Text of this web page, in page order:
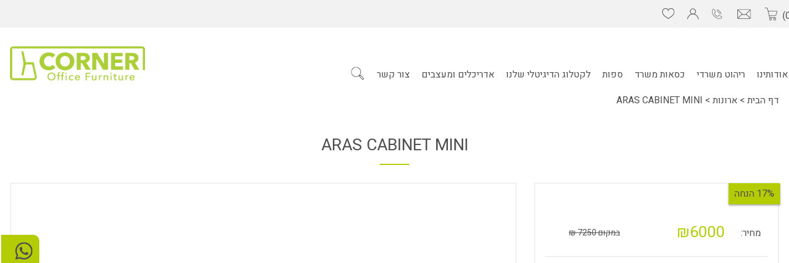
אודותינו ריהוט משרדי כסאות משרד ספות לקטלוג הדיגיטלי שלנו אדריכלים ומעצבים
צור קשר
דף הבית > ארונות >
ARAS CABINET MINI
ARAS CABINET MINI
17% הנחה
מחיר: ₪6000 במקום 7250 ₪